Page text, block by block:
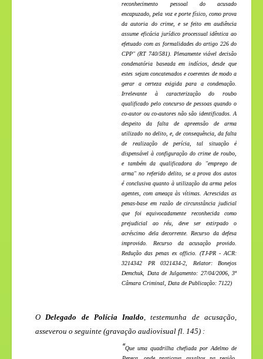
reconhecimento pessoal do acusado
encapuzado, pela voz e porte físico, como prova
da autoria do crime, e se feito em audiência
assume eficácia jurídico processual idêntica ao
efetuado com as formalidades do artigo 226 do
CPP" (RT 740/581). Plenamente viável decisão
condenatória baseada em indícios, desde que
estes sejam concatenados e coerentes de modo a
gerar a certeza exigida para a condenação.
Irrelevante à caracterização do roubo
qualificado pelo concurso de pessoas quando o
co-autor ou co-autores não são identificados. A
despeito da falta de apreensão de arma
utilizado no delito, e, de consequência, da falta
de realização de perícia, tal situação é
dispensável à configuração do crime de roubo,
e também da qualificadora do "emprego de
arma" no referido delito, se a prova dos autos
é conclusiva quanto à utilização da arma pelos
agentes, com ameaça às vítimas. Acrescidas as
penas-base em razão de circunstância judicial
que foi equivocadamente reconhecida como
prejudicial ao réu, deve ser extirpado o
acréscimo dela decorrente. Recurso da defesa
improvido. Recurso da acusação provido.
Redução das penas ex officio. (TJ-PR - ACR:
3214342 PR 0321434-2, Relator: Bonejos
Demchuk, Data de Julgamento: 27/04/2006, 3ª
Câmara Criminal, Data de Publicação: 7122)
ODelegado de Polícia Inaldo, testemunha de acusação,
asseverou o seguinte (gravação audiovisual fl. 145) :
“Que uma quadrilha chefiada por Adelmo de